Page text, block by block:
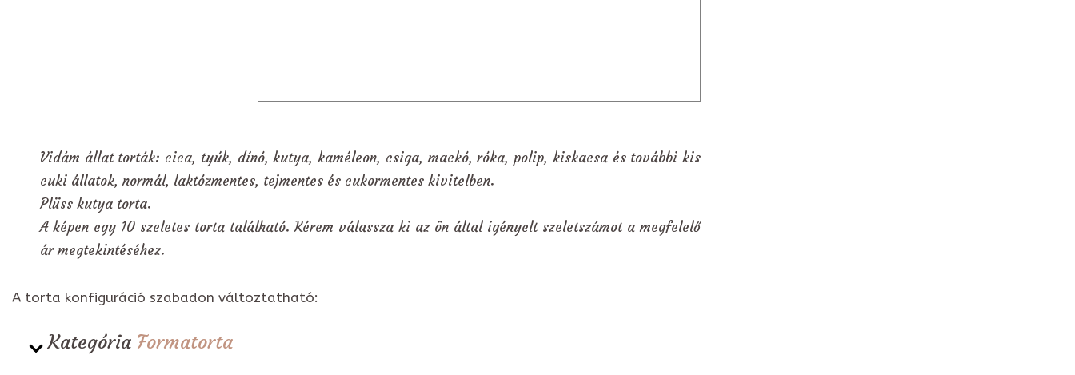
Vidám állat torták: cica, tyúk, dínó, kutya, kaméleon, csiga, mackó, róka, polip, kiskacsa és további kis
cuki állatok, normál, laktózmentes, tejmentes és cukormentes kivitelben.
Plüss kutya torta.
A képen egy 10 szeletes torta található. Kérem válassza ki az ön által igényelt szeletszámot a megfelelő
ár megtekintéséhez.
A torta konfiguráció szabadon változtatható:
Kategória Formatorta